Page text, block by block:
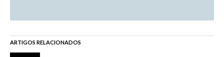
ARTIGOS RELACIONADOS